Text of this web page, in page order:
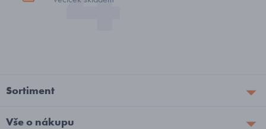
Sortiment
Vše o nákupu